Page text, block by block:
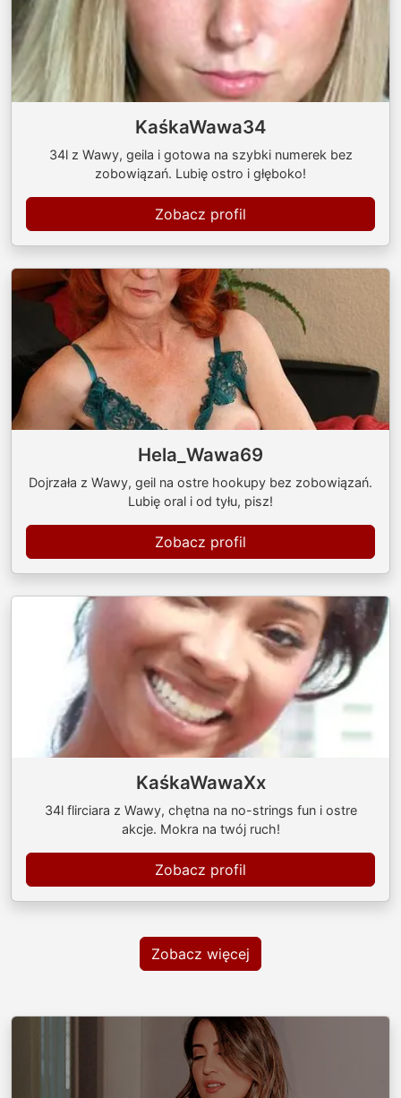
KaśkaWawa34
34l z Wawy, geila i gotowa na szybki numerek bez
zobowiązań. Lubię ostro i głęboko!
Zobacz profil
Hela_Wawa69
Dojrzała z Wawy, geil na ostre hookupy bez zobowiązań.
Lubię oral i od tyłu, pisz!
Zobacz profil
KaśkaWawaXx
34l flirciara z Wawy, chętna na no-strings fun i ostre
akcje. Mokra na twój ruch!
Zobacz profil
Zobacz więcej